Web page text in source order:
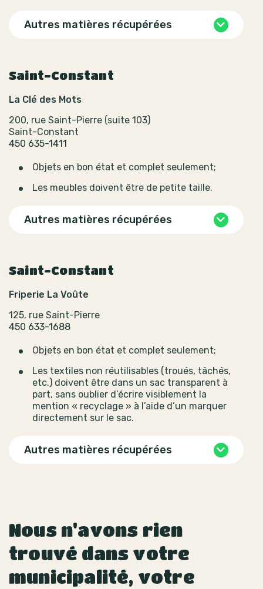
Autres matières récupérées
Saint-Constant
La Clé des Mots
200, rue Saint-Pierre (suite 103)
Saint-Constant
450 635-1411
Objets en bon état et complet seulement;
Les meubles doivent être de petite taille.
Autres matières récupérées
Saint-Constant
Friperie La Voûte
125, rue Saint-Pierre
450 633-1688
Objets en bon état et complet seulement;
Les textiles non réutilisables (troués, tâchés,
etc.) doivent être dans un sac transparent à
part, sans oublier d’écrire visiblement la
mention « recyclage » à l’aide d’un marquer
directement sur le sac.
Autres matières récupérées
Nous n'avons rien
trouvé dans votre
municipalité, votre